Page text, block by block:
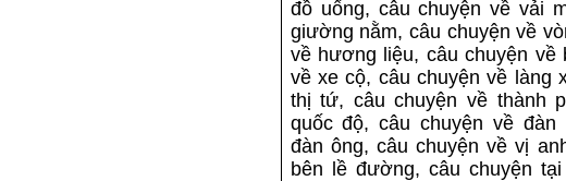
đồ uống, câu chuyện về vải
giường nằm, câu chuyện về
về hương liệu, câu chuyện về
về xe cộ, câu chuyện về làng
thị tứ, câu chuyện về thành
quốc độ, câu chuyện về đàn
đàn ông, câu chuyện về vị
bên lề đường, câu chuyện